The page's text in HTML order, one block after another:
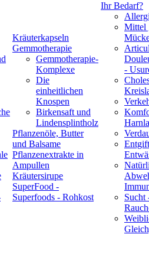
Kräuterkapseln
Gemmotherapie
Gemmotherapie-
Komplexe
Die
einheitlichen
Knospen
Birkensaft und
Lindensplintholz
Pflanzenöle, Butter
und Balsame
Pflanzenextrakte in
Ampullen
Kräutersirupe
SuperFood -
Superfoods - Rohkost
Ihr Bedarf?
Mittel
-
Sucht